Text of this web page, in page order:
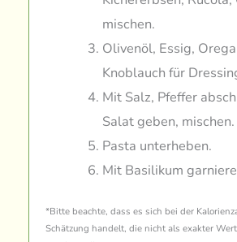
mischen.
Olivenöl, Essig,
Knoblauch für
Mit Salz, Pfeffer
Salat geben, mischen.
Pasta unterheben.
Mit Basilikum
*Bitte beachte, dass es sich bei der
Schätzung handelt, die nicht als exakter